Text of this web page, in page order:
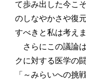
て歩み出した今こ
のしなやかさや復
すべきと私は考えま
さらにこの議論
クに対する医学の
「～みらいへの挑